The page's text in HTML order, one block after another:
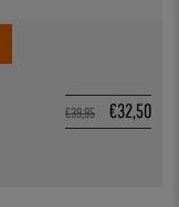
€39,95 €32,50